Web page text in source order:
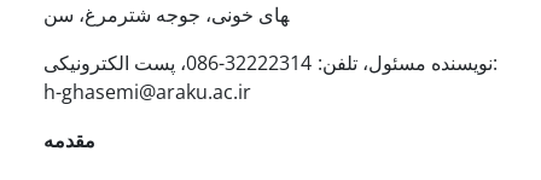
های خونی، جوجه شترمرغ، سن
نویسنده مسئول، تلفن: 32222314-086، پست الکترونیکی:
h-ghasemi@araku.ac.ir
مقدمه